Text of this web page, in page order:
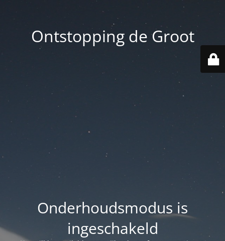
Ontstopping de Groot
Onderhoudsmodus is
ingeschakeld